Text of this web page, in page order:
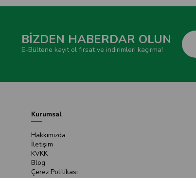
BİZDEN HABERDAR OLUN
E-Bültene kayıt ol fırsat ve indirimleri kaçırma!
Kurumsal
Hakkımızda
İletişim
KVKK
Blog
Çerez Politikası